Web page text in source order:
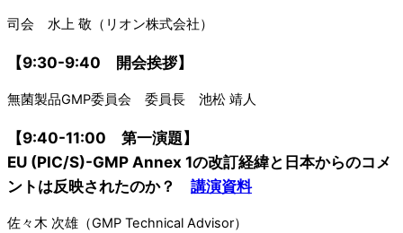
司会 水上 敬（リオン株式会社）
【9:30-9:40 開会挨拶】
無菌製品GMP委員会 委員長 池松 靖人
【9:40-11:00 第一演題】
EU (PIC/S)-GMP Annex 1の改訂経緯と日本からのコメ
ントは反映されたのか？ 講演資料
佐々木 次雄（GMP Technical Advisor）